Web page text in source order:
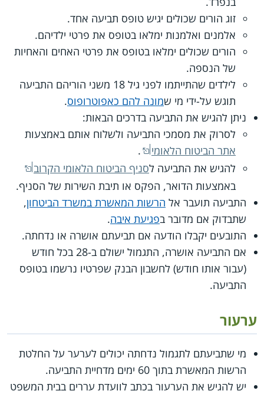
זוג הורים שכולים יגיש טופס תביעה אחד.
אלמנים ואלמנות ימלאו בטופס את פרטי ילדיהם.
הורים שכולים ימלאו בטופס את פרטי האחים והאחיות
של הנספה.
לילדים שהתייתמו לפני גיל 18 משני הוריהם התביעה
תוגש על-ידי מי שמונה להם כאפוטרופוס.
ניתן להגיש את התביעה בדרכים הבאות:
לסרוק את מסמכי התביעה ולשלוח אותם באמצעות
אתר הביטוח הלאומי
.
להגיש את התביעה לסניף הביטוח הלאומי הקרוב
באמצעות הדואר, הפקס או תיבת השירות של הסניף.
התביעה תועבר אל הרשות המאשרת במשרד הביטחון,
שתבדוק אם מדובר בפגיעת איבה.
התובעים יקבלו הודעה אם תביעתם אושרה או נדחתה.
אם התביעה אושרה, התגמול ישולם ב-28 בכל חודש
(עבור אותו חודש) לחשבון הבנק שפרטיו נרשמו בטופס
התביעה.
ערעור
מי שתביעתם לתגמול נדחתה יכולים לערער על החלטת
הרשות המאשרת בתוך 60 ימים מדחיית התביעה.
יש להגיש את הערעור בכתב לוועדת עררים בבית המשפט